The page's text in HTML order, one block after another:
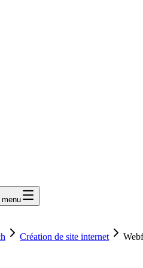
Création de site internet